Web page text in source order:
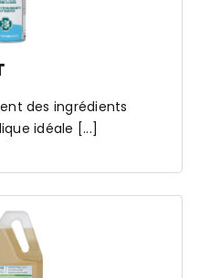
des ingrédients
idéale [...]